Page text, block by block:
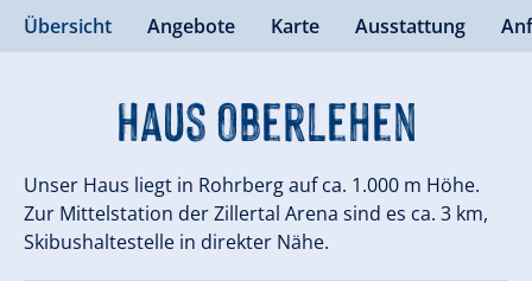
Übersicht Angebote Karte Ausstattung
Haus Oberlehen
Unser Haus liegt in Rohrberg auf ca. 1.000 m Höhe.
Zur Mittelstation der Zillertal Arena sind es ca. 3 km,
Skibushaltestelle in direkter Nähe.